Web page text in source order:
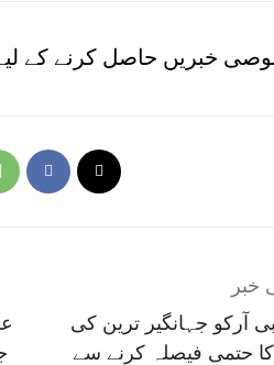
خبریں حاصل کرنے کے
خبر
آرکو جہانگیر ترین کی
حتمی فیصلہ کرنے سے